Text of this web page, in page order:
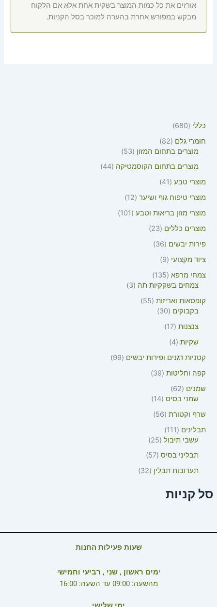
כללי
680
חומרי גלם
82
מוצרים בתחום המזון
53
מוצרים בתחום הקוסמטיקה 44
מוצרי טבע
41
מוצרי טיפוח גוף ושיער 12
מוצרי מזון בריאות וטבע
101
מוצרים כללים
23
פירות יבשים
36
ציוד מקצועי
9
צמחי מרפא 135
צמחים בשקקיות תה
3
קופסאות ואריזות 55
בקבוקים
30
צנצנות 17
שקיות 4
קטניות דגנים ופירות יבשים
99
קפה וחליטות 39
שמנים
62
שמני בסיס 14
שרף וקטורת 56
תבלינים
111
עשבי תיבול 25
תבליני בסיס 57
תערובות תבלין
32
סל קניות
אורזים את כל כמות המוצר בשקית אחת אלא אם הלקוח
מבקש במפורש אחרת בהערה למוכר בסל הקניות.
שעות פעילות החנות
ימים ראשון , שני , רביעי וחמישי
מהשעה: 09:00 עד השעה: 16:00